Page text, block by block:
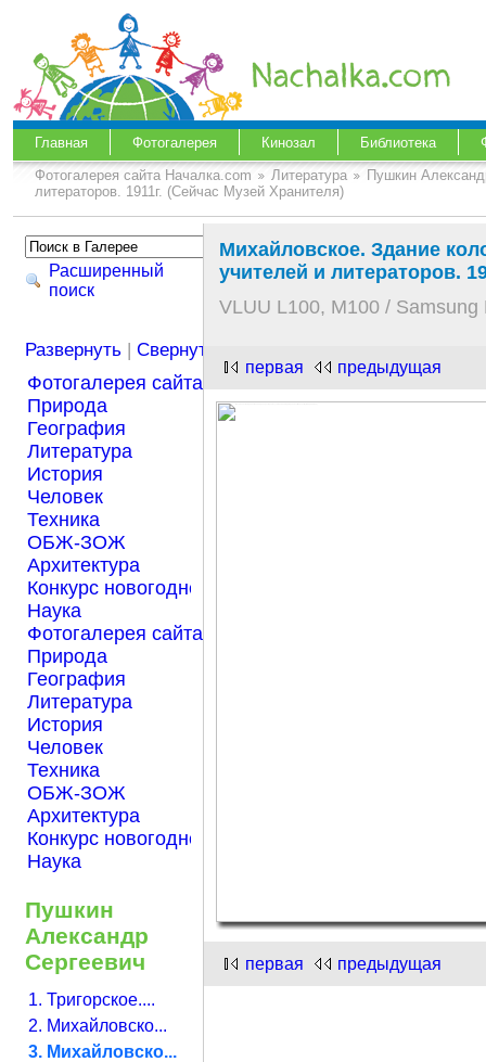
Главная Фотогалерея Кинозал Библиотека
Фотогалерея сайта Началка.com Литература
Пушкин
литераторов. 1911г. (Сейчас Музей Хранителя)
Расширенный
поиск
Развернуть |Свернуть
Фотогалерея сайта Началка.com
Природа
География
Литература
История
Человек
Техника
ОБЖ-ЗОЖ
Архитектура
Конкурс новогодней открытки "Нарисуем Новый
Наука
Фотогалерея сайта Началка.com
Природа
География
Литература
История
Человек
Техника
ОБЖ-ЗОЖ
Архитектура
Конкурс новогодней открытки "Нарисуем Новый
Наука
Пушкин
Александр
Сергеевич
1. Тригорское....
2. Михайловско...
3. Михайловско...
Михайловское. Здание
учителей и литераторов.
VLUU L100, M100 / Samsung
первая предыдущая
первая предыдущая